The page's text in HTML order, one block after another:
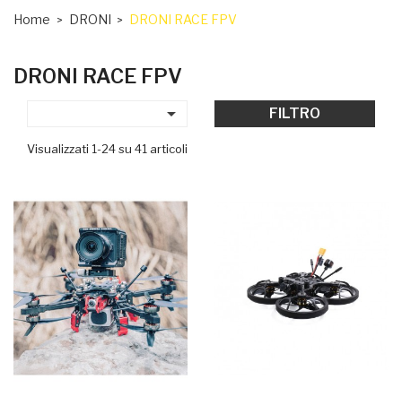
Home DRONI DRONI RACE FPV
DRONI RACE FPV
 FILTRO
Visualizzati 1-24 su 41 articoli